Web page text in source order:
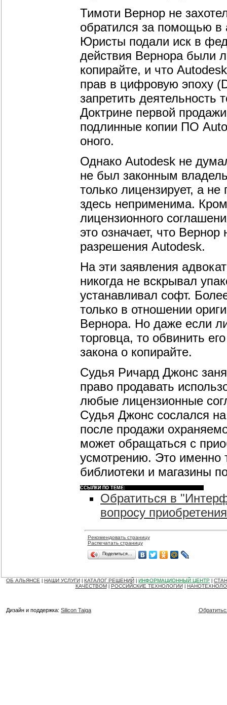
Тимоти Вернор не
обратился за помощью в
Юристы подали иск в
действия Вернора были
копирайте, и что
прав в цифровую эпоху
запретить деятельность
Доктрине первой
подлинные копии ПО
оного.
Однако Autodesk не
не был законным
только лицензирует, а
здесь неприменима.
лицензионного
это означает, что
разрешения Autodesk.
На эти заявления
никогда не вскрывал
устанавливал софт.
только в отношении
Вернора. Но даже если
торговца, то обвинить
закона о копирайте.
Судья Ричард Джонс
право продавать
любые лицензионные
Судья Джонс сослался
после продажи
может обращаться с
усмотрению. Это именно
библиотеки и магазины
ССЫЛКИ ПО ТЕМЕ:
Обратиться в
вопросу
Рекомендовать страницу
Распечатать страницу
Поделиться…
ОБ АЛЬЯНСЕ НАШИ УСЛУГИ КАТАЛОГ РЕШЕНИЙ ИНФОРМАЦИОННЫЙ ЦЕНТР
КАЧЕСТВОМ
РОССИЙСКИЕ ТЕХНОЛОГИИ
Дизайн и поддержка: Silicon Taiga